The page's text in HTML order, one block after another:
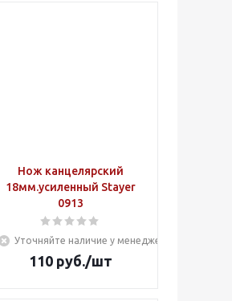
Нож канцелярский
18мм.усиленный Stayer
0913
Уточняйте наличие у менеджера
110руб./шт